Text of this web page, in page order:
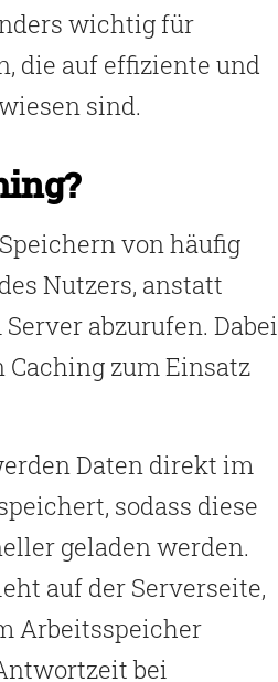
wichtig für
die auf effiziente und
sind.
von häufig
Nutzers, anstatt
abzurufen. Dabei
zum Einsatz
Daten direkt im
sodass diese
geladen werden.
auf der Serverseite,
Arbeitsspeicher
bei